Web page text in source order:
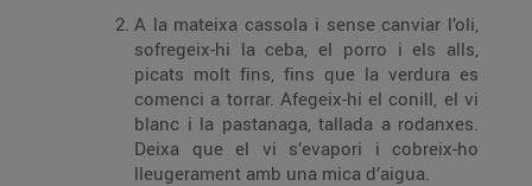
A la mateixa cassola i sense canviar l’oli,
sofregeix-hi la ceba, el porro i els alls,
picats molt fins, fins que la verdura es
comenci a torrar. Afegeix-hi el conill, el vi
blanc i la pastanaga, tallada a rodanxes.
Deixa que el vi s’evapori i cobreix-ho
lleugerament amb una mica d’aigua.